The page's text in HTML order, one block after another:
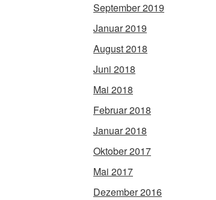
September 2019
Januar 2019
August 2018
Juni 2018
Mai 2018
Februar 2018
Januar 2018
Oktober 2017
Mai 2017
Dezember 2016